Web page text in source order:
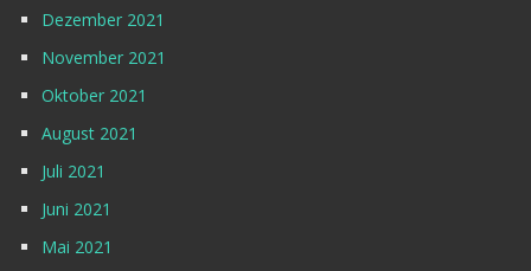
Dezember 2021
November 2021
Oktober 2021
August 2021
Juli 2021
Juni 2021
Mai 2021